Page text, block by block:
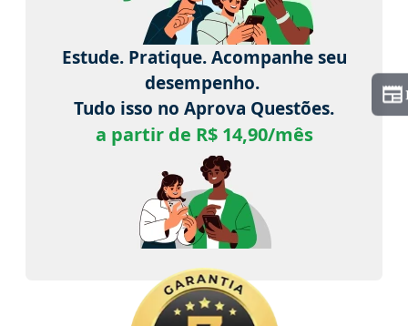
Estude. Pratique. Acompanhe seu
desempenho.
Tudo isso no Aprova Questões.
a partir de R$ 14,90/mês